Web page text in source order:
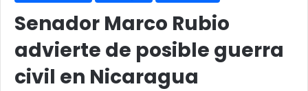
Senador Marco Rubio
advierte de posible guerra
civil en Nicaragua